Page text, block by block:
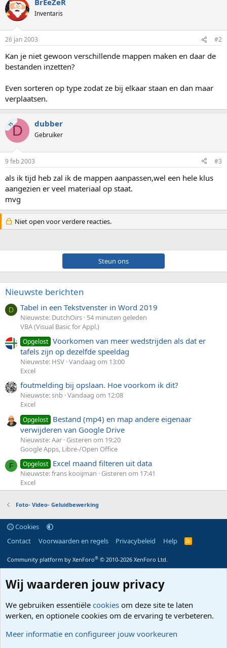
Inventaris
26 jan 2003 #2
Kan je niet gewoon verschillende mappen maken en daar de
bestanden inzetten?
Even sorteren op type zodat ze bij elkaar staan en dan maar
verplaatsen.
TSD dubber
Gebruiker
9 feb 2003 #3
als ik tijd heb zal ik de mappen aanpassen,wel een hele klus
aangezien er veel materiaal op staat.
mvg
Niet open voor verdere reacties.
Steun ons
Nieuwste berichten
D Tabel in een Tekstvenster in Word 2019
Nieuwste: DutchOirs 54 minuten geleden
VBA (Visual Basic for Appl.)
Opgelost Voorkomen van meer wedstrijden als dat er
tafels zijn op dezelfde speeldag
Nieuwste: HSV Vandaag om 13:00
Excel
foutmelding bij opslaan. Hoe voorkom ik dit?
Nieuwste: snb Vandaag om 12:08
Excel
Opgelost Bestand (mp4) en map andere eigenaar
verwijderen van Google Drive
Nieuwste: Aar Gisteren om 19:20
Google Apps, Libre-/Open Office
F Opgelost Excel maand filteren uit data
Nieuwste: frans kooijman
Gisteren om 17:41
Excel
Foto- Video- Geluidbewerking
Cookies
Contact
Voorwaarden en regels Privacybeleid Help
R
Community platform by XenForo® © 2010-2026 XenForo Ltd.
Wij waarderen jouw privacy
We gebruiken essentiële cookies om deze site te laten
werken, en optionele cookies om de ervaring te verbeteren.
Meer informatie en configureer jouw voorkeuren